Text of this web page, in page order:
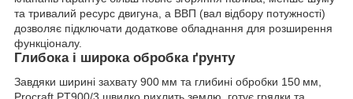
та тривалий ресурс двигуна, а ВВП (вал відбору потужності)
дозволяє підключати додаткове обладнання для розширення
функціоналу.
Глибока і широка обробка ґрунту
Завдяки ширині захвату 900 мм та глибині обробки 150 мм,